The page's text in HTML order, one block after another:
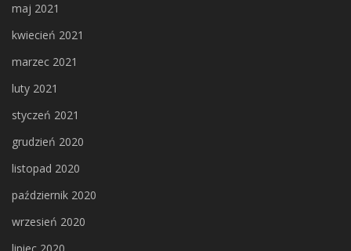
maj 2021
kwiecień 2021
marzec 2021
luty 2021
styczeń 2021
grudzień 2020
listopad 2020
październik 2020
wrzesień 2020